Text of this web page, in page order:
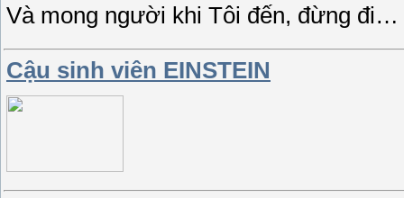
Và mong người khi Tôi đến, đừng đi…
Cậu sinh viên EINSTEIN